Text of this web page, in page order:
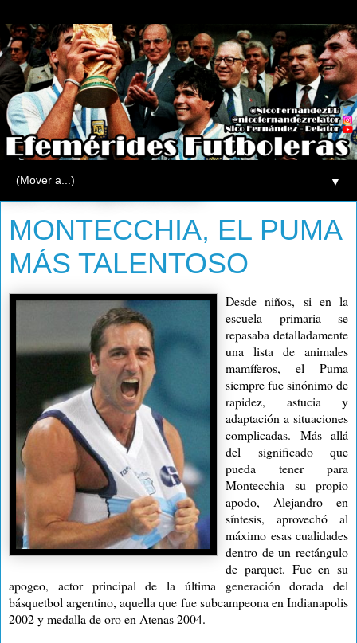
▼
lunes, 23 de agosto de 2010
MONTECCHIA, EL PUMA
MÁS TALENTOSO
Desde niños, si en la
escuela primaria se
repasaba detalladamente
una lista de animales
mamíferos, el Puma
siempre fue sinónimo de
rapidez, astucia y
adaptación a situaciones
complicadas. Más allá
del significado que
pueda tener para
Montecchia su propio
apodo, Alejandro en
síntesis, aprovechó al
máximo esas cualidades
dentro de un rectángulo
de parquet. Fue en su
apogeo, actor principal de la última generación dorada del
básquetbol argentino, aquella que fue subcampeona en Indianapolis
2002 y medalla de oro en Atenas 2004.